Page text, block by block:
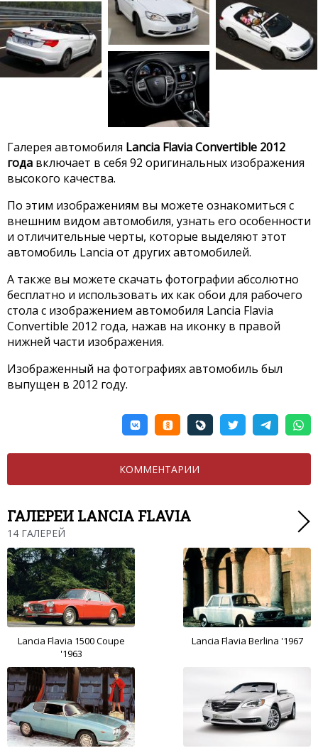
Галерея автомобиля Lancia Flavia Convertible 2012
года включает в себя 92 оригинальных изображения
высокого качества.
По этим изображениям вы можете ознакомиться с
внешним видом автомобиля, узнать его особенности
и отличительные черты, которые выделяют этот
автомобиль Lancia от других автомобилей.
А также вы можете скачать фотографии абсолютно
бесплатно и использовать их как обои для рабочего
стола с изображением автомобиля Lancia Flavia
Convertible 2012 года, нажав на иконку в правой
нижней части изображения.
Изображенный на фотографиях автомобиль был
выпущен в 2012 году.
КОММЕНТАРИИ
ГАЛЕРЕИ LANCIA FLAVIA
14 ГАЛЕРЕЙ
Lancia Flavia 1500 Coupe
'1963
Lancia Flavia Berlina '1967